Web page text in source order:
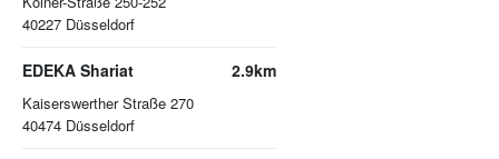
40227 Düsseldorf
EDEKA Shariat
Kaiserswerther Straße 270
40474 Düsseldorf
2.9km